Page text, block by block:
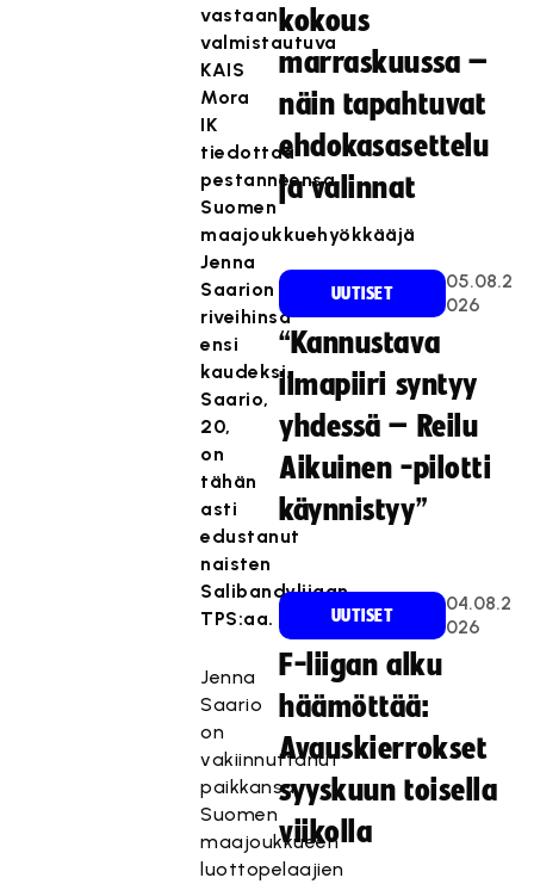
vastaan
valmistautuva
KAIS
Mora
IK
tiedottaa
pestanneensa
Suomen
maajoukkuehyökkääjä
Jenna
Saarion
riveihinsä
ensi
kaudeksi.
Saario,
20,
on
tähän
asti
edustanut
naisten
Salibandyliigan
TPS:aa.
Jenna
Saario
on
vakiinnuttanut
paikkansa
Suomen
maajoukkueen
luottopelaajien
kokous
marraskuussa –
näin tapahtuvat
ehdokasasettelu
ja valinnat
UUTISET
05.08.2
026
“Kannustava
ilmapiiri syntyy
yhdessä – Reilu
Aikuinen -pilotti
käynnistyy”
UUTISET
04.08.2
026
F-liigan alku
häämöttää:
Avauskierrokset
syyskuun toisella
viikolla